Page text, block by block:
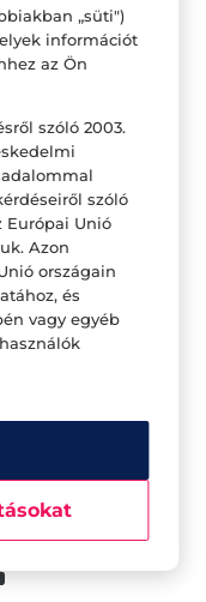
több tartalmat,
vagy
GAÁL
PLAZA
HOGY
IS
„süti")
információt
az Ön
szóló 2003.
szóló
Európai Unió
Azon
országain
és
vagy egyéb